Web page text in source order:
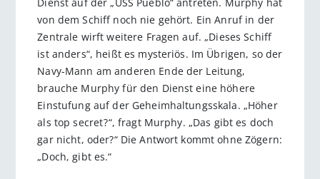
Dienst auf der „USS Pueblo“ antreten. Murphy hat
von dem Schiff noch nie gehört. Ein Anruf in der
Zentrale wirft weitere Fragen auf. „Dieses Schiff
ist anders“, heißt es mysteriös. Im Übrigen, so der
Navy-Mann am anderen Ende der Leitung,
brauche Murphy für den Dienst eine höhere
Einstufung auf der Geheimhaltungsskala. „Höher
als top secret ?“, fragt Murphy. „Das gibt es doch
gar nicht, oder?“ Die Antwort kommt ohne Zögern:
„Doch, gibt es.“